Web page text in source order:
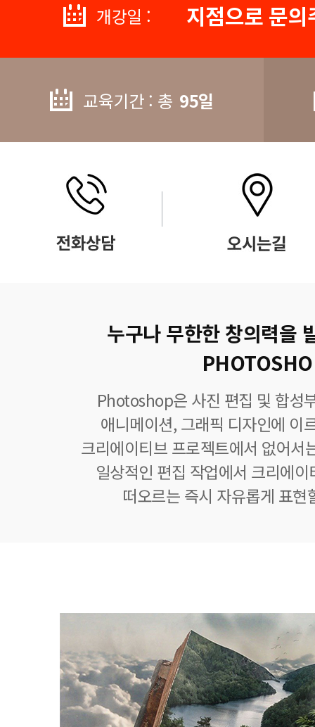
개강일 : 지점으로 문
교육기간 : 총 95일
누구나 무한한 창의력을
Photoshop은 사진 편집 및 합성
애니메이션, 그래픽 디자인에 이
크리에이티브 프로젝트에서 없어서
일상적인 편집 작업에서 크리에
떠오르는 즉시 자유롭게 표현